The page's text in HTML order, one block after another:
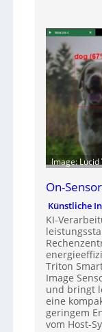
Image: Lucid
On-
Künstliche
KI-
Triton
Image
und bringt
eine
geringem
vom Host-